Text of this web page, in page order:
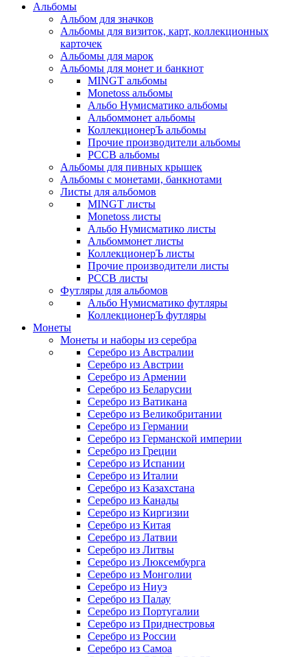
Альбомы
Альбом для значков
Альбомы для визиток, карт, коллекционных
карточек
Альбомы для марок
Альбомы для монет и банкнот
MINGT альбомы
Monetoss альбомы
Альбо Нумисматико альбомы
Альбоммонет альбомы
КоллекционерЪ альбомы
Прочие производители альбомы
РССВ альбомы
Альбомы для пивных крышек
Альбомы с монетами, банкнотами
Листы для альбомов
MINGT листы
Monetoss листы
Альбо Нумисматико листы
Альбоммонет листы
КоллекционерЪ листы
Прочие производители листы
РССВ листы
Футляры для альбомов
Альбо Нумисматико футляры
КоллекционерЪ футляры
Монеты
Монеты и наборы из серебра
Серебро из Австралии
Серебро из Австрии
Серебро из Армении
Серебро из Беларусии
Серебро из Ватикана
Серебро из Великобритании
Серебро из Германии
Серебро из Германской империи
Серебро из Греции
Серебро из Испании
Серебро из Италии
Серебро из Казахстана
Серебро из Канады
Серебро из Киргизии
Серебро из Китая
Серебро из Латвии
Серебро из Литвы
Серебро из Люксембурга
Серебро из Монголии
Серебро из Ниуэ
Серебро из Палау
Серебро из Португалии
Серебро из Приднестровья
Серебро из России
Серебро из Самоа